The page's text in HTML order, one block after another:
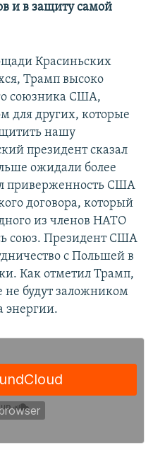
и в защиту самой
Красиньских
Трамп высоко
союзника США,
для других, которые
нашу
президент сказал
ожидали более
приверженность США
договора, который
из членов НАТО
союз. Президент США
с Польшей в
Как отметил Трамп,
не будут заложником
энергии.